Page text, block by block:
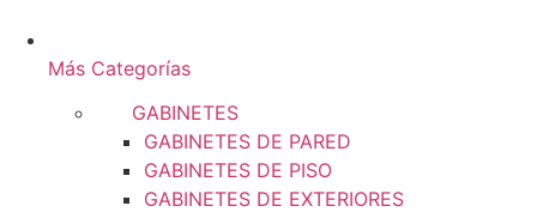
Más Categorías
GABINETES
GABINETES DE PARED
GABINETES DE PISO
GABINETES DE EXTERIORES